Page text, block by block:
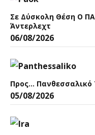
Σε Δύσκολη Θέση Ο
Άντερλεχτ
06/08/2026
Προς… Πανθεσσαλικό
05/08/2026